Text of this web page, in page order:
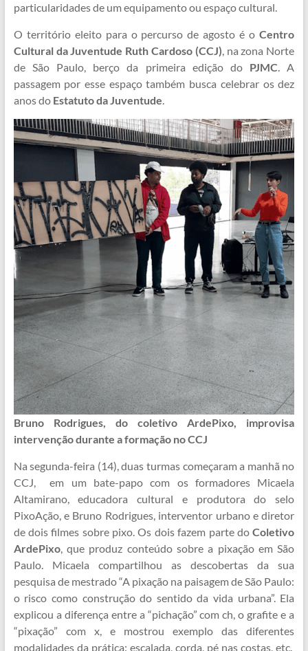
particularidades de um equipamento ou espaço cultural.
O território eleito para o percurso de agosto é oCentro
Cultural da Juventude Ruth Cardoso (CCJ), na zona Norte
de São Paulo, berço da primeira edição do PJMC. A
passagem por esse espaço também busca celebrar os dez
anos do Estatuto da Juventude.
Bruno Rodrigues, do coletivo ArdePixo, improvisa
intervenção durante a formação no CCJ
Na segunda-feira (14), duas turmas começaram a manhã no
CCJ, em um bate-papo com os formadores Micaela
Altamirano, educadora cultural e produtora do selo
PixoAção, e Bruno Rodrigues, interventor urbano e diretor
de dois filmes sobre pixo. Os dois fazem parte doColetivo
ArdePixo, que produz conteúdo sobre a pixação em São
Paulo. Micaela compartilhou as descobertas da sua
pesquisa de mestrado “A pixação na paisagem de São Paulo:
o risco como construção do sentido da vida urbana”. Ela
explicou a diferença entre a “pichação” com ch, o grafite e a
“pixação” com x, e mostrou exemplo das diferentes
modalidades da prática: escalada, corda, pé nas costas, etc.